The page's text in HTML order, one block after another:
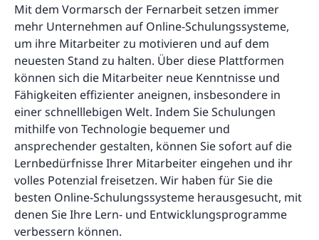
Mit dem Vormarsch der Fernarbeit setzen immer
mehr Unternehmen auf Online-Schulungssysteme,
um ihre Mitarbeiter zu motivieren und auf dem
neuesten Stand zu halten. Über diese Plattformen
können sich die Mitarbeiter neue Kenntnisse und
Fähigkeiten effizienter aneignen, insbesondere in
einer schnelllebigen Welt. Indem Sie Schulungen
mithilfe von Technologie bequemer und
ansprechender gestalten, können Sie sofort auf die
Lernbedürfnisse Ihrer Mitarbeiter eingehen und ihr
volles Potenzial freisetzen. Wir haben für Sie die
besten Online-Schulungssysteme herausgesucht, mit
denen Sie Ihre Lern- und Entwicklungsprogramme
verbessern können.